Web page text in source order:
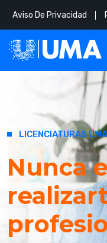
Aviso De Privacidad
LICENCIATURAS UMA
Nunca